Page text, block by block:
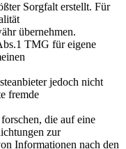
Sorgfalt erstellt. Für
übernehmen.
TMG für eigene
jedoch nicht
fremde
die auf eine
zur
Informationen nach den